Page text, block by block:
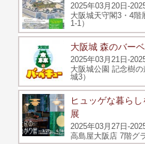
2025年03月20日-
大阪城天守閣3・4階
1-1）
大阪城 森のバー
2025年03月21日-
大阪城公園 記念樹
城3）
ヒュッゲな暮ら
展
2025年03月27日-
高島屋大阪店 7階グ